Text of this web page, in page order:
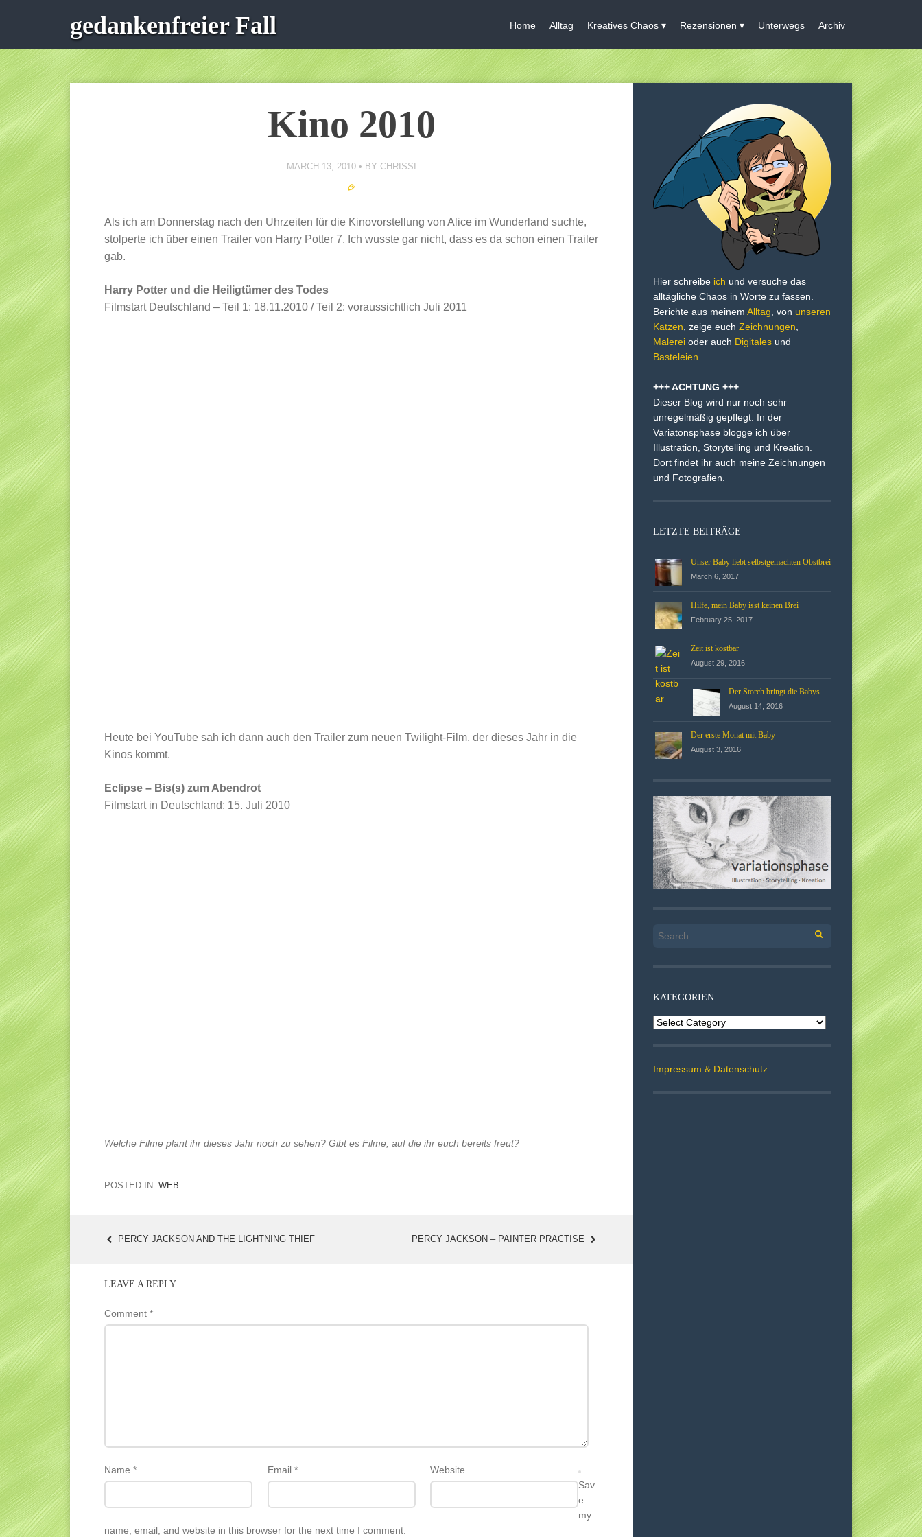
gedankenfreier Fall Home Alltag Kreatives Chaos Rezensionen Unterwegs Archiv
Kino 2010
MARCH 13, 2010 BY CHRISSI
Als ich am Donnerstag nach den Uhrzeiten für die Kinovorstellung von Alice im Wunderland suchte,
stolperte ich über einen Trailer von Harry Potter 7. Ich wusste gar nicht, dass es da schon einen Trailer
gab.
Harry Potter und die Heiligtümer des Todes
Filmstart Deutschland – Teil 1: 18.11.2010 / Teil 2: voraussichtlich Juli 2011
Heute bei YouTube sah ich dann auch den Trailer zum neuen Twilight-Film, der dieses Jahr in die
Kinos kommt.
Eclipse – Bis(s) zum Abendrot
Filmstart in Deutschland: 15. Juli 2010
Welche Filme plant ihr dieses Jahr noch zu sehen? Gibt es Filme, auf die ihr euch bereits freut?
POSTED IN: WEB
POST
PERCY JACKSON AND THE LIGHTNING THIEF PERCY JACKSON – PAINTER PRACTISE
LEAVE A REPLY
Comment *
Name * Email *
Website
Sav
e
my
name, email, and website in this browser for the next time I comment.
Hier schreibe ich und versuche das
alltägliche Chaos in Worte zu fassen.
Berichte aus meinem Alltag , von unseren
Katzen , zeige euch Zeichnungen
Malerei oder auch Digitales und
Basteleien
+++ ACHTUNG +++
Dieser Blog wird nur noch sehr
unregelmäßig gepflegt. In der
Variatonsphase blogge ich über
Illustration, Storytelling und Kreation.
Dort findet ihr auch meine Zeichnungen
und Fotografien.
LETZTE BEITRÄGE
Unser Baby liebt selbstgemachten Obstbrei
March 6, 2017
Hilfe, mein Baby isst keinen Brei
February 25, 2017
Zeit ist kostbar
August 29, 2016
Der Storch bringt die Babys
August 14, 2016
Der erste Monat mit Baby
August 3, 2016
Search
KATEGORIEN
Kategorien
Impressum & Datenschutz